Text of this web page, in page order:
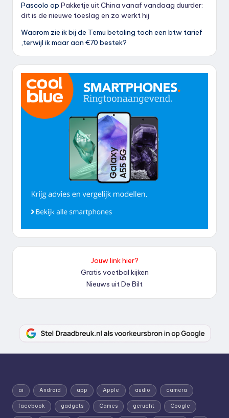
Pascolo op Pakketje uit China vanaf vandaag duurder:
dit is de nieuwe toeslag en zo werkt hij
Waarom zie ik bij de Temu betaling toch een btw tarief
,terwijl ik maar aan €70 bestek?
Jouw link hier?
Gratis voetbal kijken
Nieuws uit De Bilt
ai Android app Apple audio camera
facebook gadgets Games gerucht Google